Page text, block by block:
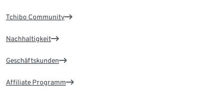
Tchibo Community
Nachhaltigkeit
Geschäftskunden
Affiliate Programm